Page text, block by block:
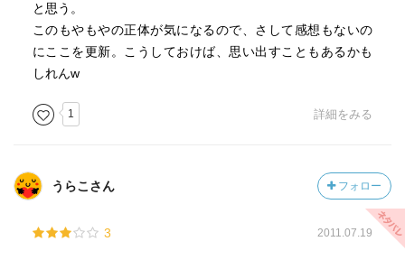
椿木と瑞季皇子の初対面シーン
たった数ページを３日以上かかって乗り越えました。
この二人、想いを通じ合わせた次回は、この私にどんな苦
行を与えるつもりなのか……。
第２巻も買っているので、心して読みたいと思います(笑)
と思う。
このもやもやの正体が気になるので、さして感想もないの
にここを更新。こうしておけば、思い出すこともあるかも
しれんw
1 詳細をみる
うらこさん フォロー
3 2011.07.19